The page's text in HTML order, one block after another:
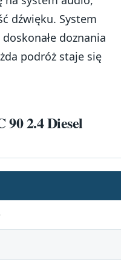
dźwięku. System
doznania
podróż staje się
90 2.4 Diesel